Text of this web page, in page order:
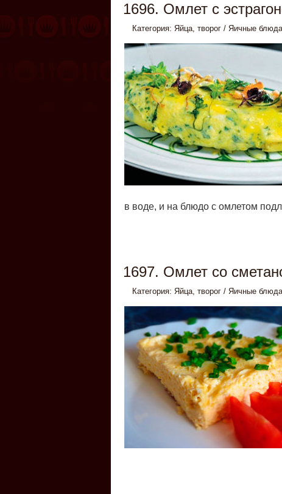
1696. Омлет с
Категория: Яйца, творог / Яичные блюда
в воде, и на блюдо с омлетом
1697. Омлет со
Категория: Яйца, творог / Яичные блюда